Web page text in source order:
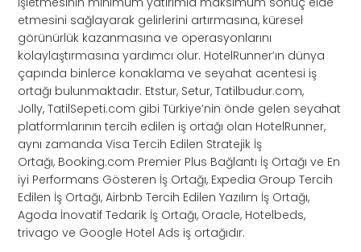
etmesini sağlayarak gelirlerini artırmasına, küresel
görünürlük kazanmasına ve operasyonlarını
kolaylaştırmasına yardımcı olur. HotelRunner’ın dünya
çapında binlerce konaklama ve seyahat acentesi iş
ortağı bulunmaktadır. Etstur, Setur, Tatilbudur.com,
Jolly, TatilSepeti.com gibi Türkiye’nin önde gelen seyahat
platformlarının tercih edilen iş ortağı olan HotelRunner,
aynı zamanda Visa Tercih Edilen Stratejik İş
Ortağı, Booking.com Premier Plus Bağlantı İş Ortağı ve En
iyi Performans Gösteren İş Ortağı, Expedia Group Tercih
Edilen İş Ortağı, Airbnb Tercih Edilen Yazılım İş Ortağı,
Agoda İnovatif Tedarik İş Ortağı, Oracle, Hotelbeds,
trivago ve Google Hotel Ads iş ortağıdır.